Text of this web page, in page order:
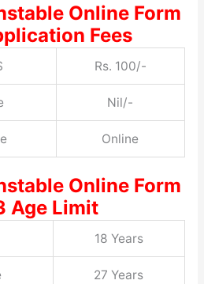
Online Form
Fees
Rs. 100/-
Nil/-
Online
Online Form
Age Limit
18 Years
27 Years